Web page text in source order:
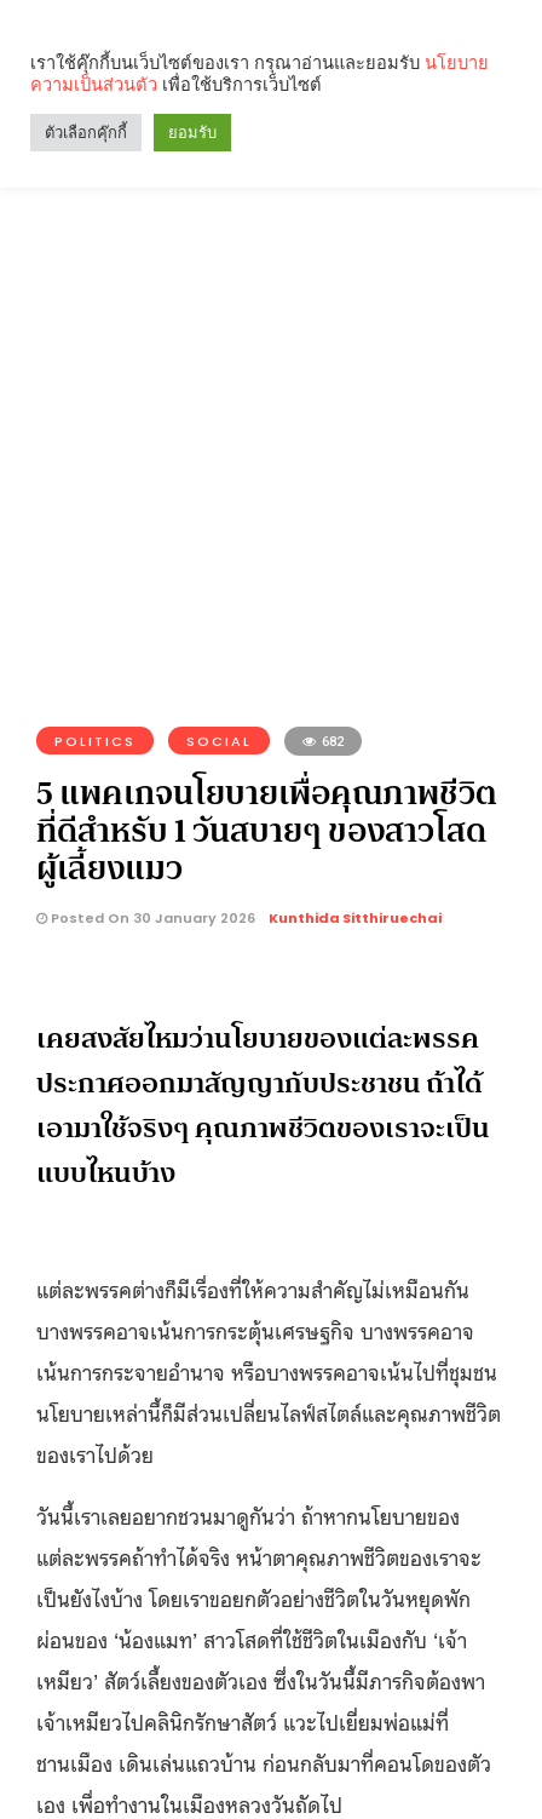
POLITICS SOCIAL 682
5 แพคเกจนโยบายเพื่อคุณภาพชีวิต
ที่ดีสำหรับ 1 วันสบายๆ ของสาวโสด
ผู้เลี้ยงแมว
Posted On 30 January 2026 Kunthida Sitthiruechai
เคยสงสัยไหมว่านโยบายของแต่ละพรรค
ประกาศออกมาสัญญากับประชาชน ถ้าได้
เอามาใช้จริงๆ คุณภาพชีวิตของเราจะเป็น
แบบไหนบ้าง
แต่ละพรรคต่างก็มีเรื่องที่ให้ความสำคัญไม่เหมือนกัน
บางพรรคอาจเน้นการกระตุ้นเศรษฐกิจ บางพรรคอาจ
เน้นการกระจายอำนาจ หรือบางพรรคอาจเน้นไปที่ชุมชน
นโยบายเหล่านี้ก็มีส่วนเปลี่ยนไลฟ์สไตล์และคุณภาพชีวิต
ของเราไปด้วย
วันนี้เราเลยอยากชวนมาดูกันว่า ถ้าหากนโยบายของ
แต่ละพรรคถ้าทำได้จริง หน้าตาคุณภาพชีวิตของเราจะ
เป็นยังไงบ้าง โดยเราขอยกตัวอย่างชีวิตในวันหยุดพัก
ผ่อนของ ‘น้องแมท’ สาวโสดที่ใช้ชีวิตในเมืองกับ ‘เจ้า
เหมียว’ สัตว์เลี้ยงของตัวเอง ซึ่งในวันนี้มีภารกิจต้องพา
เจ้าเหมียวไปคลินิกรักษาสัตว์ แวะไปเยี่ยมพ่อแม่ที่
ชานเมือง เดินเล่นแถวบ้าน ก่อนกลับมาที่คอนโดของตัว
เอง เพื่อทำงานในเมืองหลวงวันถัดไป
เราใช้คุ๊กกี้บนเว็บไซต์ของเรา กรุณาอ่านและยอมรับ นโยบาย
ความเป็นส่วนตัว เพื่อใช้บริการเว็บไซต์
ตัวเลือกคุ๊กกี้ ยอมรับ